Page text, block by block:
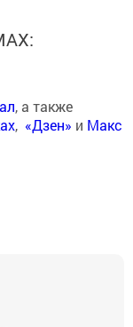
, а также
, «Дзен» и Макс